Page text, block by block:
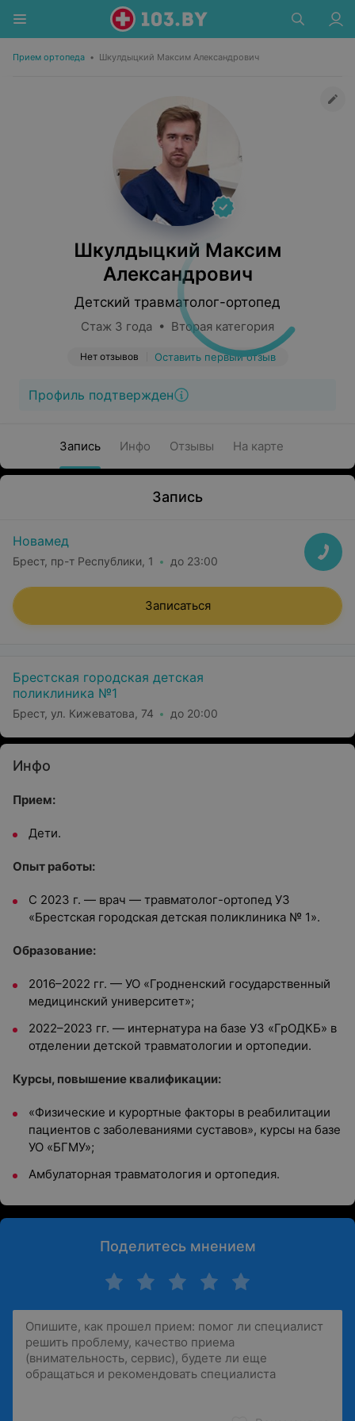
Прием ортопеда • Шкулдыцкий Максим Александрович
Шкулдыцкий Максим
Александрович
Детский травматолог-ортопед
Стаж 3 года • Вторая категория
Нет отзывов Оставить первый отзыв
Профиль подтвержден
Запись Инфо Отзывы На карте
Запись
Новамед
Брест, пр-т Республики, 1 до 23:00
Записаться
Брестская городская детская
поликлиника №1
Брест, ул. Кижеватова, 74 до 20:00
Инфо
Прием:
Дети.
Опыт работы:
С 2023 г. — врач — травматолог-ортопед УЗ
«Брестская городская детская поликлиника № 1».
Образование:
2016–2022 гг. — УО «Гродненский государственный
медицинский университет»;
2022–2023 гг. — интернатура на базе УЗ «ГрОДКБ» в
отделении детской травматологии и ортопедии.
Курсы, повышение квалификации:
«Физические и курортные факторы в реабилитации
пациентов с заболеваниями суставов», курсы на базе
УО «БГМУ»;
Амбулаторная травматология и ортопедия.
Поделитесь мнением